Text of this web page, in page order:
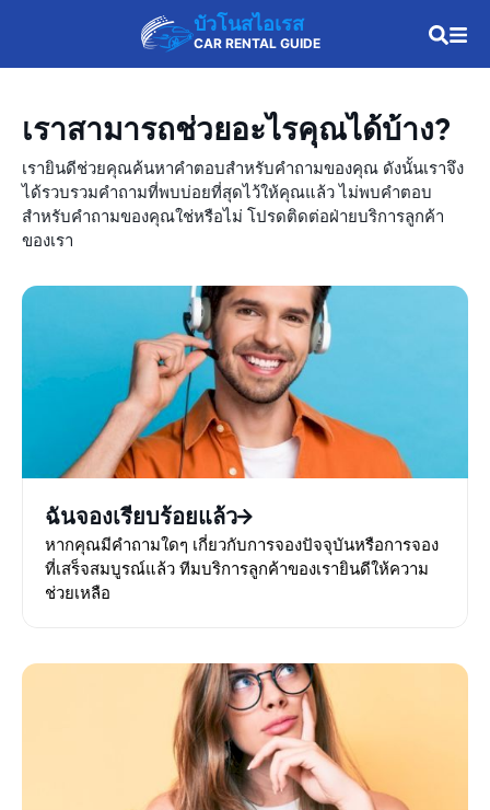
บัวโนสไอเรส
CAR RENTAL GUIDE
เราสามารถช่วยอะไรคุณได้บ้าง?
เรายินดีช่วยคุณค้นหาคำตอบสำหรับคำถามของคุณ ดังนั้นเราจึง
ได้รวบรวมคำถามที่พบบ่อยที่สุดไว้ให้คุณแล้ว ไม่พบคำตอบ
สำหรับคำถามของคุณใช่หรือไม่ โปรดติดต่อฝ่ายบริการลูกค้า
ของเรา
ฉันจองเรียบร้อยแล้ว
หากคุณมีคำถามใดๆ เกี่ยวกับการจองปัจจุบันหรือการจอง
ที่เสร็จสมบูรณ์แล้ว ทีมบริการลูกค้าของเรายินดีให้ความ
ช่วยเหลือ